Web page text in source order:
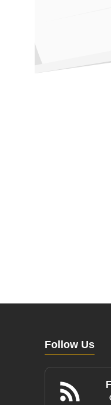
Follow Us